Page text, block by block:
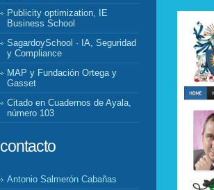
Publicity optimization, IE
Business School
SagardoySchool · IA, Seguridad
y Compliance
MAP y Fundación Ortega y
Gasset
Citado en Cuadernos de Ayala,
número 103
contacto
Antonio Salmerón Cabañas